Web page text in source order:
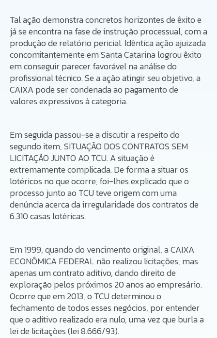
Tal ação demonstra concretos horizontes de êxito e
já se encontra na fase de instrução processual, com a
produção de relatório pericial. Idêntica ação ajuizada
concomitantemente em Santa Catarina logrou êxito
em conseguir parecer favorável na análise do
profissional técnico. Se a ação atingir seu objetivo, a
CAIXA pode ser condenada ao pagamento de
valores expressivos à categoria.
Em seguida passou-se a discutir a respeito do
segundo item, SITUAÇÃO DOS CONTRATOS SEM
LICITAÇÃO JUNTO AO TCU. A situação é
extremamente complicada. De forma a situar os
lotéricos no que ocorre, foi-lhes explicado que o
processo junto ao TCU teve origem com uma
denúncia acerca da irregularidade dos contratos de
6.310 casas lotéricas.
Em 1999, quando do vencimento original, a CAIXA
ECONÔMICA FEDERAL não realizou licitações, mas
apenas um contrato aditivo, dando direito de
exploração pelos próximos 20 anos ao empresário.
Ocorre que em 2013, o TCU determinou o
fechamento de todos esses negócios, por entender
que o aditivo realizado era nulo, uma vez que burla a
lei de licitações (lei 8.666/93).